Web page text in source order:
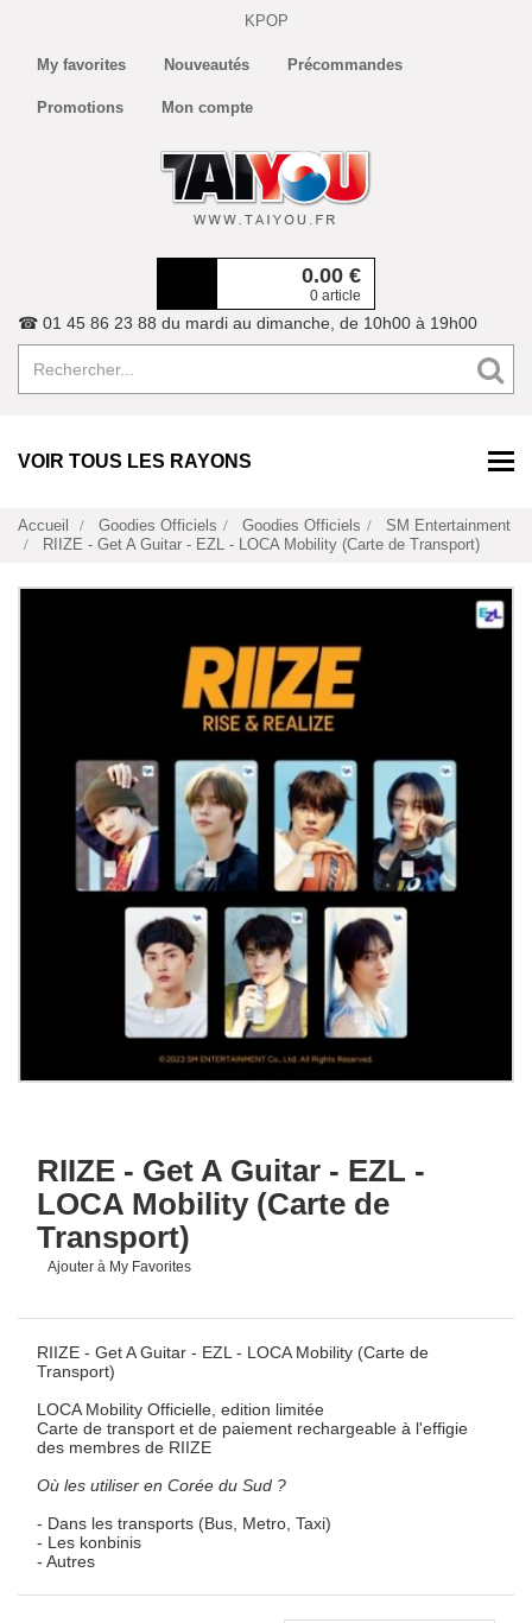
KPOP
My favorites Nouveautés Précommandes
Promotions Mon compte
0.00 €
0 article
☎ 01 45 86 23 88 du mardi au dimanche, de 10h00 à 19h00
VOIR TOUS LES RAYONS
Accueil Goodies Officiels Goodies Officiels
SM Entertainment
RIIZE - Get A Guitar - EZL - LOCA Mobility (Carte de Transport)
RIIZE - Get A Guitar - EZL -
LOCA Mobility (Carte de
Transport)
Ajouter à My Favorites
RIIZE - Get A Guitar - EZL - LOCA Mobility (Carte de
Transport)
LOCA Mobility Officielle, edition limitée
Carte de transport et de paiement rechargeable à l'effigie
des membres de RIIZE
Où les utiliser en Corée du Sud ?
- Dans les transports (Bus, Metro, Taxi)
- Les konbinis
- Autres